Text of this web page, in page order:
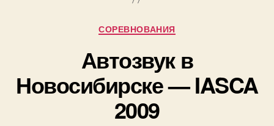
Рубрики
СОРЕВНОВАНИЯ
Автозвук в
Новосибирске — IASCA
2009